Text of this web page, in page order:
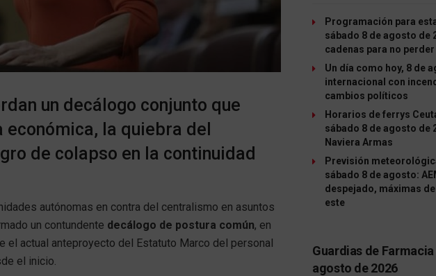
un decálogo conjunto que
la quiebra del
de colapso en la continuidad
autónomas en contra del centralismo en asuntos
un contundente decálogo de postura común, en
actual anteproyecto del Estatuto Marco del personal
el inicio.
Programación para
sábado 8 de agosto de
cadenas para no
Un día como hoy, 8 de
internacional con
cambios políticos
Horarios de ferrys
sábado 8 de agosto de
Naviera Armas
Previsión
sábado 8 de agosto:
despejado, máximas
este
Guardias de
agosto de 2026